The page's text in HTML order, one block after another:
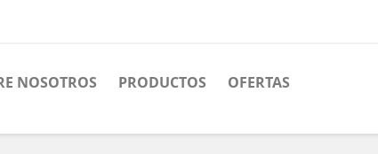
NOSOTROS PRODUCTOS OFERTAS